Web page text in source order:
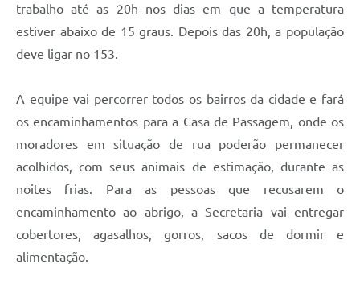
Galeria de Vídeos
Contas Públicas
Serviços Online
trabalho até as 20h nos dias em que a temperatura
estiver abaixo de 15 graus. Depois das 20h, a população
deve ligar no 153.
A equipe vai percorrer todos os bairros da cidade e fará
os encaminhamentos para a Casa de Passagem, onde os
moradores em situação de rua poderão permanecer
acolhidos, com seus animais de estimação, durante as
noites frias. Para as pessoas que recusarem o
encaminhamento ao abrigo, a Secretaria vai entregar
cobertores, agasalhos, gorros, sacos de dormir e
alimentação.